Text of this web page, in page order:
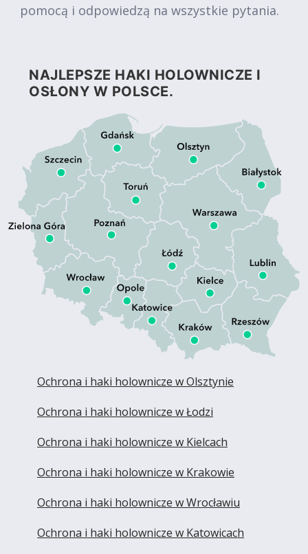
pomocą i odpowiedzą na wszystkie pytania.
NAJLEPSZE HAKI HOLOWNICZE I
OSŁONY W POLSCE.
Ochrona i haki holownicze w Olsztynie
Ochrona i haki holownicze w Łodzi
Ochrona i haki holownicze w Kielcach
Ochrona i haki holownicze w Krakowie
Ochrona i haki holownicze w Wrocławiu
Ochrona i haki holownicze w Katowicach